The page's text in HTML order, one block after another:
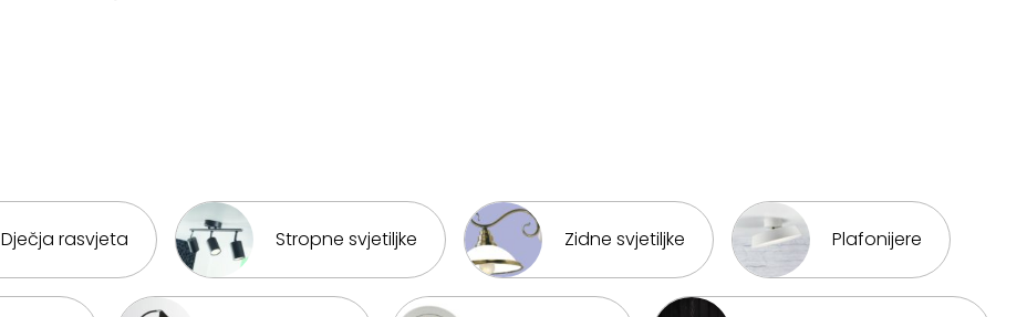
Dječja rasvjeta Stropne svjetiljke Zidne svjetiljke Plafonijere